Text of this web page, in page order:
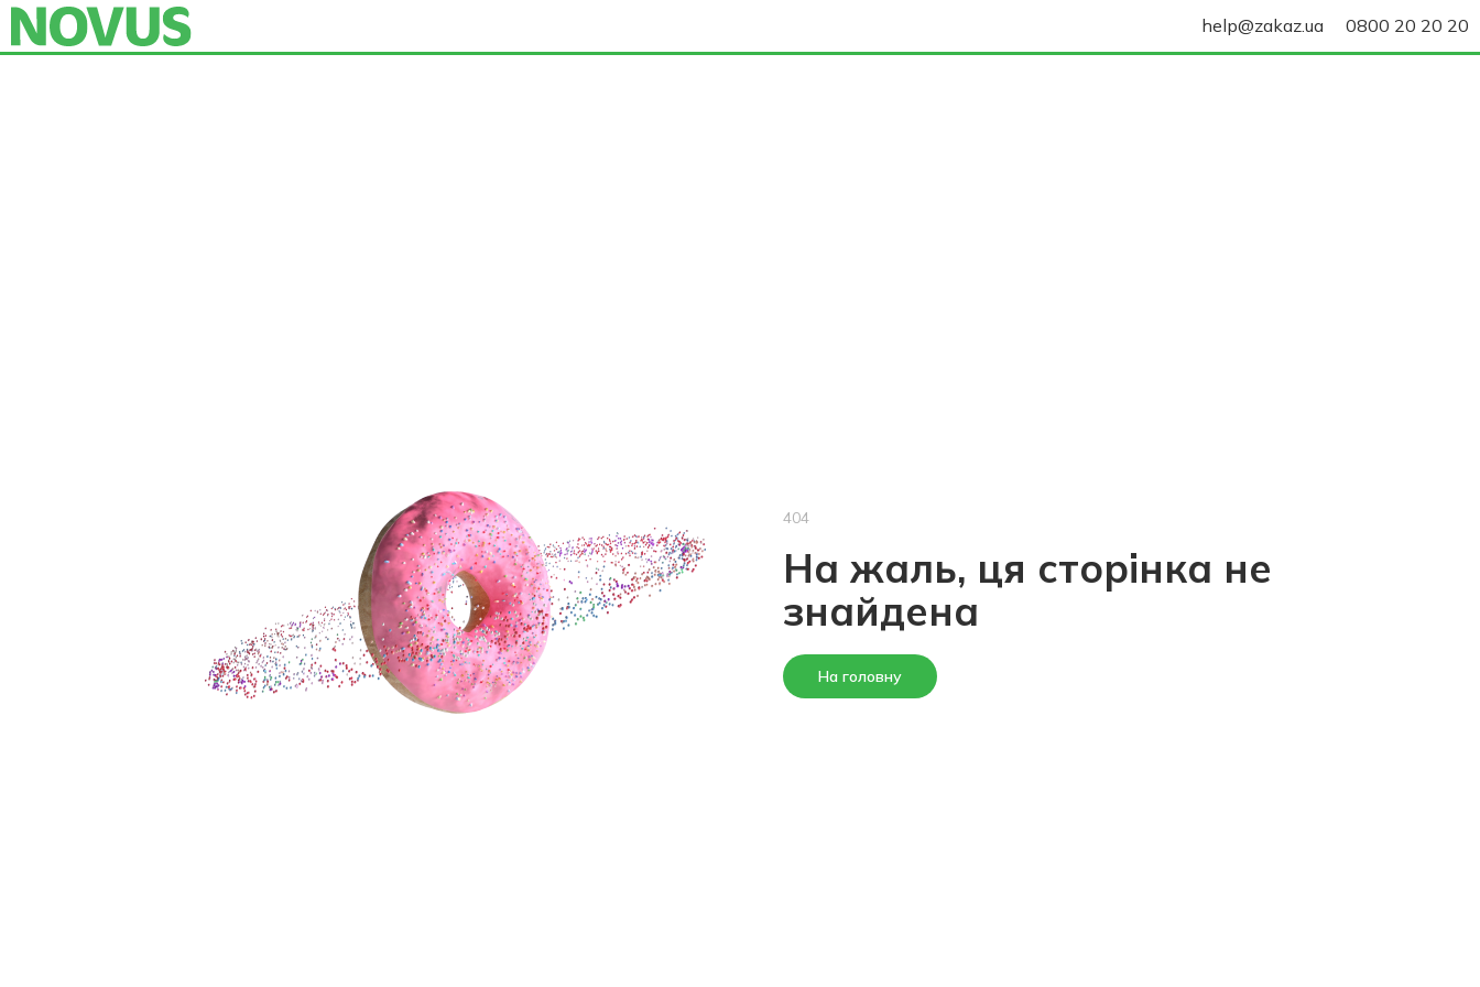
help@zakaz.ua 0800 20 20 20
404
На жаль, ця сторінка не
знайдена
На головну